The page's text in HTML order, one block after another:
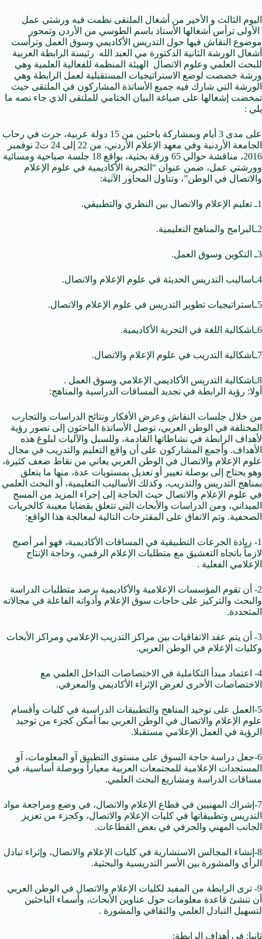
اليوم الثالث و الأخير من أشغال الملتقى نظمت فيه ورشتي عمل
الأولى ترأس أشغالها الأستاذ باسم الطوسي من الأردن وتمحور
موضوع النقاش فيها حول التدريس الأكاديمي وسوق العمل وترأست
أشغال الورشة الثانية الدكتورة مي العبد الله رئيسة الرابطة العربية
للبحث العلمي وعلوم الاتصال الهيئة المنظمة للفعالية العلمية وهي
ورشة خصصت لوضع الاستراتيجيات المستقبلية لعمل الرابطة وهي
الورشة التي شارك فيه جميع الأساتذة المشاركون في الملتقى حيث
تمخضت إشغالها على صياغة البيان الختامي للملتقى الذي جاء نصه ما
يلي :
على مدى 3 أيام وبمشاركة باحثين من 15 دولة عربية، جرت في رحاب
الجامعة الأردنية وفي معهد الإعلام الأردني، من 22 إلى 24 ت2 نوفمبر
2016، مناقشة حوالي 65 ورقة بحثية، بواقع 18 جلسة صباحية ومسائية
وورشتي عمل، ضمن عنوان “التجربة الأكاديمية في علوم الإعلام
والاتصال في الوطن”، وتناول المحاور الآتية:
1ـ تعليم الإعلام والاتصال بين النظري والتطبيقي.
2ـالبرامج والمناهج التعليمية.
3ـ التكوين وسوق العمل.
4ـاساليب التدريس الحديثة في علوم الإعلام والاتصال.
5ـاستراتيجيات تطوير التدريس في علوم الإعلام والاتصال.
6ـاشكالية اللغة في التجربة الأكاديمية.
7ـاشكالية التدريب في علوم الإعلام والاتصال.
8ـاشكالية التدريس الأكاديمي الإعلامي وسوق العمل .
أولا: رؤية الرابطة في تجديد المساقات الدراسية والمناهج:
من خلال جلسات النقاش وعرض الأفكار ونتائج الدراسات والتجارب
المختلفة في الوطن العربي، توصل الأساتذة الباحثون إلى تصور رؤية
لأهداف الرابطة في نشاطاتها القادمة، وللسبل والآليات لبلوغ هذه
الأهداف. وأجمع المشاركون على أن واقع التعليم والتدريب في مجال
علوم الإعلام والاتصال في الوطن العربي يعاني من نقاط ضعف كثيرة،
وهو يحتاج إلى بوصلة تغيير أو تعديل بمستويات عدة، منها ما يتعلق
بمناهج التدريس والتدريب، وكذلك الأساليب التعليمية، أو البحث العلمي
في علوم الإعلام والاتصال حيث الحاجة إلى إجراء المزيد من المسح
الميداني، ومن الدراسات والأبحاث التي تتعلق بقضايا معينة كالحريات
الصحفية. وتم الاتفاق على المقترحات التالية لمعالجة هذا الواقع:
1- زيادة الجرعات التطبيقية في المساقات الأكاديمية، فهو أمر أصبح
لازماً باتجاه التعشيق مع متطلبات الإعلام الرقمي، وحاجة الإنتاج
الإعلامي الفعلية .
2- أن تقوم المؤسسات الإعلامية والأكاديمية برصد متطلبات الدراسة
والبحث والتركيز على حاجات سوق الإعلام وأدواته الفاعلة في مجالاته
المتجددة.
3- أن يتم عقد الاتفاقيات بين مراكز التدريب الإعلامي ومراكز الأبحاث
وكليات الإعلام في الوطن العربي.
4- اعتماد مبدأ التكاملية في الاختصاصات التداخل العلمي مع
الاختصاصات الأخرى لغرض الإثراء الأكاديمي والمعرفي.
5-العمل على توحيد المناهج والتطبيقات الدراسية في كليات وأقسام
علوم الإعلام والاتصال في الوطن العربي بما أمكن كجزء من توحيد
الرؤية في العمل الإعلامي مستقبلا.
6-جعل دراسة حاجة السوق على مستوى التطبيق آو المعلومات، آو
المستجدات الإعلامية للمجتمعات العربية معياراً وبوصلة أساسية، في
مساقات الدراسة ومشاريع البحث العلمي.
7-إشراك المهنيين في قطاع الإعلام والاتصال، في وضع ومراجعة مواد
التدريس وتطبيقاتها في كليات الإعلام والاتصال، وكجزء من تعزيز
الجانب المهني والحرفي في بعض القطاعات.
8-إنشاء المجالس الاستشارية في كليات الإعلام والاتصال، وإثراء تبادل
الرأي والمشورة بين الأسر التدريسية والبحثية.
9- ترى الرابطة من المفيد لكليات الإعلام والاتصال في الوطن العربي
أن تنشئ قاعدة معلومات حول عناوين الأبحاث، وأسماء الباحثين
لتسهيل التبادل العلمي والثقافي والمشورة .
ثانيا: في أهداف الرابطة: